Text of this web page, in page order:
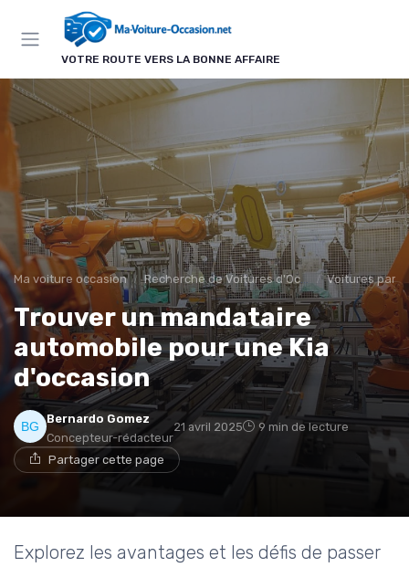
VOTRE ROUTE VERS LA BONNE AFFAIRE
Ma voiture occasion Recherche de Voitures d'Occasion Voitures par
Trouver un mandataire
automobile pour une Kia
d'occasion
Bernardo Gomez
Concepteur-rédacteur
21 avril 2025 9 min de lecture
Partager cette page
Explorez les avantages et les défis de passer
Panneau de gestion des cookies